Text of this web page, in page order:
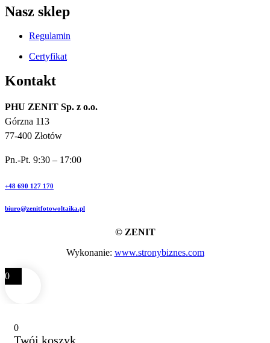
Nasz sklep
Regulamin
Certyfikat
Kontakt
PHU ZENIT Sp. z o.o.
Górzna 113
77-400 Złotów
Pn.-Pt. 9:30 – 17:00
+48 690 127 170
biuro@zenitfotowoltaika.pl
© ZENIT
Wykonanie: www.stronybiznes.com
0
0
Twój koszyk